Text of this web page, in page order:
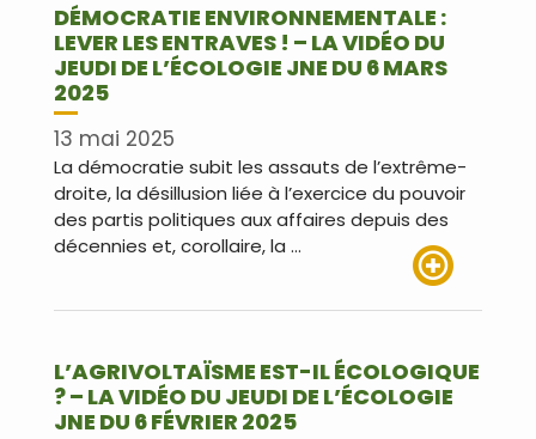
DÉMOCRATIE ENVIRONNEMENTALE :
LEVER LES ENTRAVES ! – LA VIDÉO DU
JEUDI DE L’ÉCOLOGIE JNE DU 6 MARS
2025
13 mai 2025
La démocratie subit les assauts de l’extrême-
droite, la désillusion liée à l’exercice du pouvoir
des partis politiques aux affaires depuis des
décennies et, corollaire, la …
L’AGRIVOLTAÏSME EST-IL ÉCOLOGIQUE
? – LA VIDÉO DU JEUDI DE L’ÉCOLOGIE
JNE DU 6 FÉVRIER 2025